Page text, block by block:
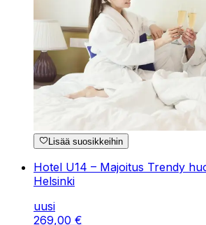
Lisää suosikkeihin
Hotel U14 – Majoitus Trendy
Helsinki
uusi
269,00 €